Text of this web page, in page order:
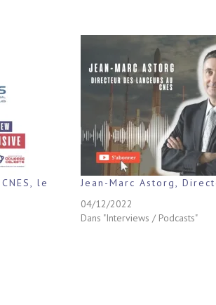
le
Jean-Marc Astorg,
04/12/2022
Dans "Interviews / Podcasts"